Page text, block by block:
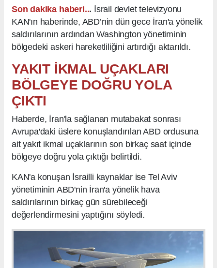
Son dakika haberi... İsrail devlet televizyonu
KAN'ın haberinde, ABD’nin dün gece İran'a yönelik
saldırılarının ardından Washington yönetiminin
bölgedeki askeri hareketliliğini artırdığı aktarıldı.
YAKIT İKMAL UÇAKLARI
BÖLGEYE DOĞRU YOLA
ÇIKTI
Haberde, İran'la sağlanan mutabakat sonrası
Avrupa'daki üslere konuşlandırılan ABD ordusuna
ait yakıt ikmal uçaklarının son birkaç saat içinde
bölgeye doğru yola çıktığı belirtildi.
KAN'a konuşan İsrailli kaynaklar ise Tel Aviv
yönetiminin ABD'nin İran'a yönelik hava
saldırılarının birkaç gün sürebileceği
değerlendirmesini yaptığını söyledi.